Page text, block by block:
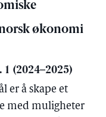
økonomi
1 (2024–2025)
er å skape et
med muligheter